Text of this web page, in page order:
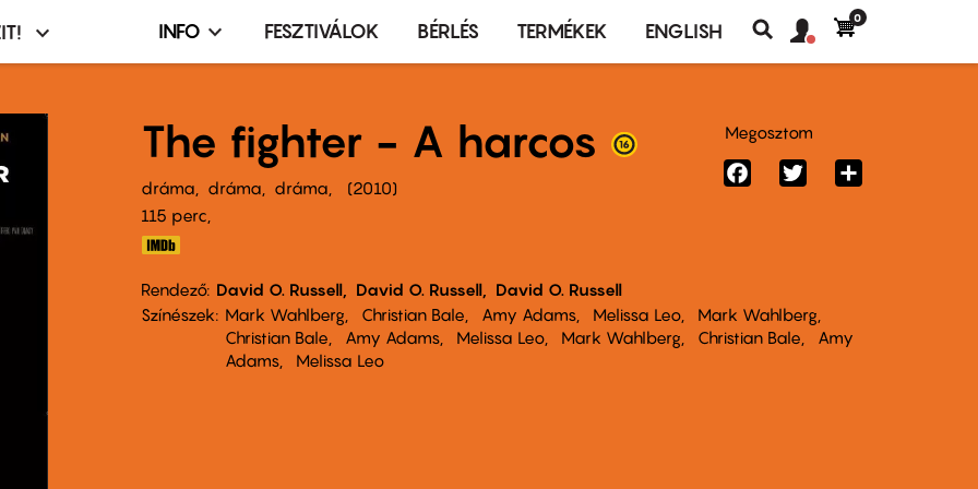
Infó,
terembérlés
menü
INFO FESZTIVÁLOK BÉRLÉS TERMÉKEK ENGLISH
Keresés
fiók
Felhasználói
0
The fighter - A harcos
dráma dráma dráma
2010
115 perc,
Rendező David O. Russell David O. Russell
David O. Russell
Színészek
Mark Wahlberg Christian Bale Amy Adams Melissa Leo
Mark Wahlberg
Christian Bale
Amy Adams Melissa Leo Mark Wahlberg Christian Bale
Amy
Adams
Melissa Leo
Megosztom
FacebookTwitter